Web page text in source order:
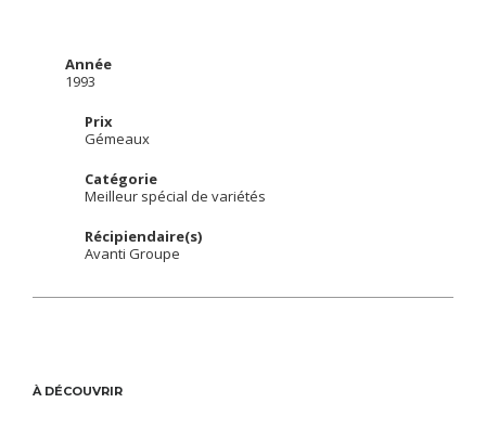
Année
1993
Prix
Gémeaux
Catégorie
Meilleur spécial de variétés
Récipiendaire(s)
Avanti Groupe
À DÉCOUVRIR